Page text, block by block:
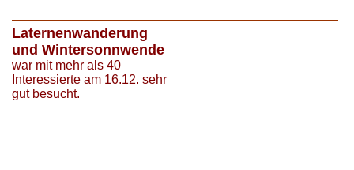
Laternenwanderung
und Wintersonnwende
war mit mehr als 40
Interessierte am 16.12. sehr
gut besucht.